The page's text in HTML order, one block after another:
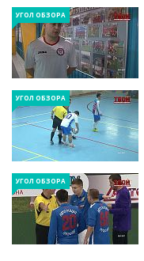
УГОЛ ОБЗОРА
УГОЛ ОБЗОРА
УГОЛ ОБЗОРА